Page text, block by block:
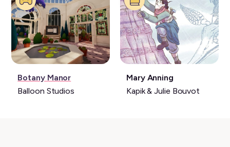
Jeu
vidéo:
Botany Manor
Balloon Studios
Livre:
Mary Anning
Kapik & Julie Bouvot